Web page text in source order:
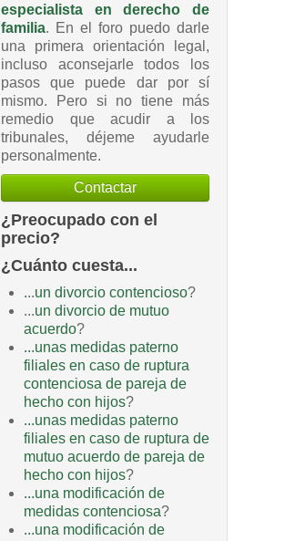
especialista en derecho de
familia. En el foro puedo darle
una primera orientación legal,
incluso aconsejarle todos los
pasos que puede dar por sí
mismo. Pero si no tiene más
remedio que acudir a los
tribunales, déjeme ayudarle
personalmente.
Contactar
¿Preocupado con el
precio?
¿Cuánto cuesta...
...un divorcio contencioso?
...un divorcio de mutuo
acuerdo?
...unas medidas paterno
filiales en caso de ruptura
contenciosa de pareja de
hecho con hijos?
...unas medidas paterno
filiales en caso de ruptura de
mutuo acuerdo de pareja de
hecho con hijos?
...una modificación de
medidas contenciosa?
...una modificación de